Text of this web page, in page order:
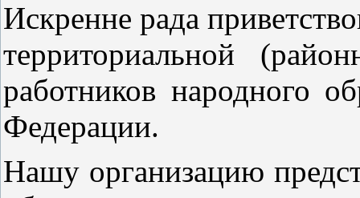
Искренне рада
территориальной
работников народного
Федерации.
Нашу организацию